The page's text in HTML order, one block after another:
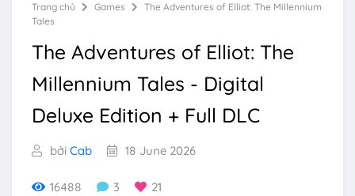
Trang chủ Games
The Adventures of Elliot: The Millennium
Tales
The Adventures of Elliot: The
Millennium Tales - Digital
Deluxe Edition + Full DLC
bởi Cab 18 June 2026
16488 3 21